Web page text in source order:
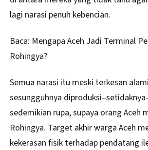
lagi narasi penuh kebencian.
Baca: Mengapa Aceh Jadi Terminal
Rohingya?
Semua narasi itu meski terkesan
sesungguhnya
sedemikian rupa, supaya orang Aceh
Rohingya. Target akhir warga Aceh
kekerasan fisik terhadap pendatang